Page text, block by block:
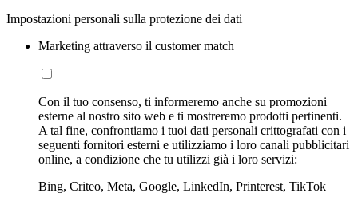
Impostazioni personali sulla protezione dei dati
Marketing attraverso il customer match
Con il tuo consenso, ti informeremo anche su promozioni
esterne al nostro sito web e ti mostreremo prodotti pertinenti.
A tal fine, confrontiamo i tuoi dati personali crittografati con i
seguenti fornitori esterni e utilizziamo i loro canali pubblicitari
online, a condizione che tu utilizzi già i loro servizi:
Bing, Criteo, Meta, Google, LinkedIn, Printerest, TikTok